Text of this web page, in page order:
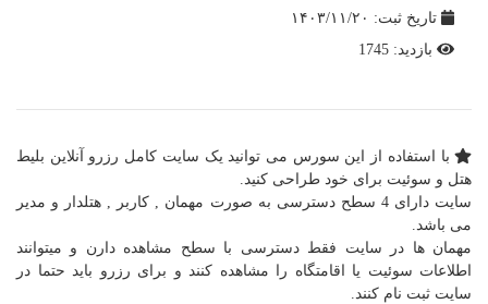
تاریخ ثبت: ۱۴۰۳/۱۱/۲۰
بازدید: 1745
با استفاده از این سورس می توانید یک سایت کامل رزرو آنلاین بلیط
هتل و سوئیت برای خود طراحی کنید.
سایت دارای 4 سطح دسترسی به صورت مهمان , کاربر , هتلدار و مدیر
می باشد.
مهمان ها در سایت فقط دسترسی با سطح مشاهده دارن و میتوانند
اطلاعات سوئیت یا اقامتگاه را مشاهده کنند و برای رزرو باید حتما در
سایت ثبت نام کنند.